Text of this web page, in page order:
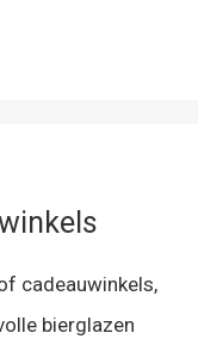
cadeauwinkels,
bierglazen